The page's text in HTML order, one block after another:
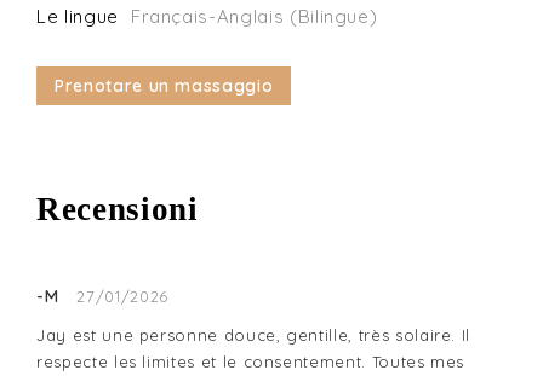
Le lingue Français-Anglais (Bilingue)
Prenotare un massaggio
Recensioni
-M
27/01/2026
Jay est une personne douce, gentille, très solaire. Il
respecte les limites et le consentement. Toutes mes